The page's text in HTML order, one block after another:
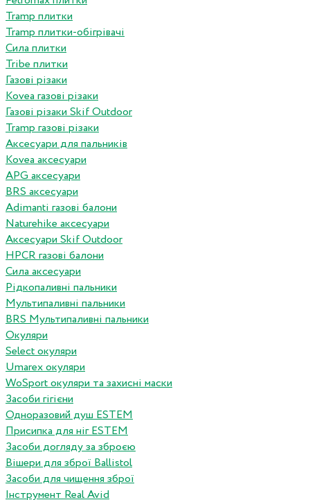
Tramp плитки
Tramp плитки-обігрівачі
Сила плитки
Tribe плитки
Газові різаки
Kovea газові різаки
Газові різаки Skif Outdoor
Tramp газові різаки
Аксесуари для пальників
Kovea аксесуари
APG аксесуари
BRS аксесуари
Adimanti газові балони
Naturehike аксесуари
Аксесуари Skif Outdoor
HPCR газові балони
Сила аксесуари
Рідкопаливні пальники
Мультипаливні пальники
BRS Мультипаливні пальники
Окуляри
Select окуляри
Umarex окуляри
WoSport окуляри та захисні маски
Засоби гігієни
Одноразовий душ ESTEM
Присипка для ніг ESTEM
Засоби догляду за зброєю
Вішери для зброї Ballistol
Засоби для чищення зброї
Інструмент Real Avid